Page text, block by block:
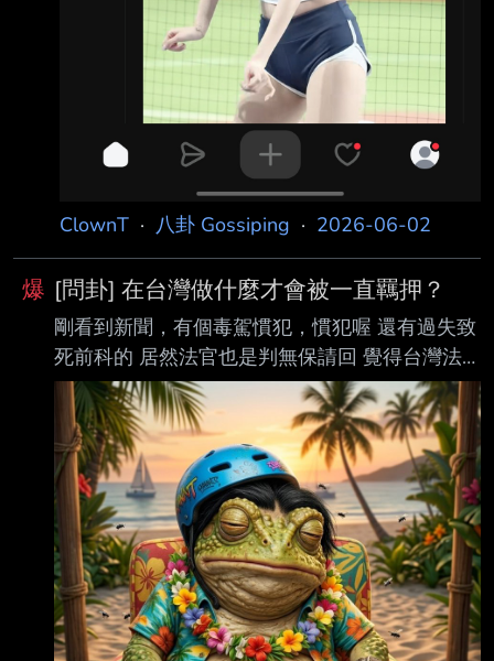
ClownT · 八卦 Gossiping · 2026-06-02
爆 [問卦] 在台灣做什麼才會被一直羈押？
剛看到新聞，有個毒駕慣犯，慣犯喔 還有過失致
死前科的 居然法官也是判無保請回 覺得台灣法
律的實務認定也太鬆了 這種超級未爆彈居然沒辦
法預防性羈押 好奇在台灣 到底要做到什麼傷天
害理的事 才有可能一直被羈押？ ----- Sent from
JPTT on my iPhone --